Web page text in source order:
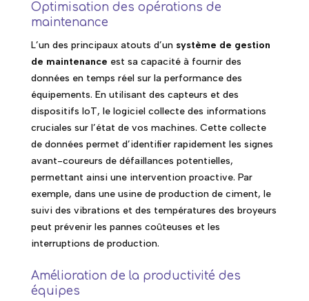
Optimisation des opérations de
maintenance
L’un des principaux atouts d’un système de gestion
de maintenance est sa capacité à fournir des
données en temps réel sur la performance des
équipements. En utilisant des capteurs et des
dispositifs IoT, le logiciel collecte des informations
cruciales sur l’état de vos machines. Cette collecte
de données permet d’identifier rapidement les signes
avant-coureurs de défaillances potentielles,
permettant ainsi une intervention proactive. Par
exemple, dans une usine de production de ciment, le
suivi des vibrations et des températures des broyeurs
peut prévenir les pannes coûteuses et les
interruptions de production.
Amélioration de la productivité des
équipes